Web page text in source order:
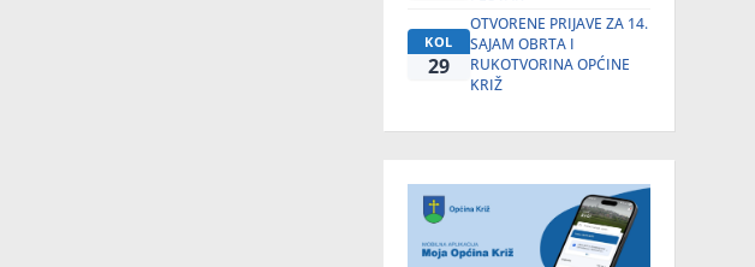
KOL
29
OTVORENE PRIJAVE ZA 14.
SAJAM OBRTA I
RUKOTVORINA OPĆINE
KRIŽ